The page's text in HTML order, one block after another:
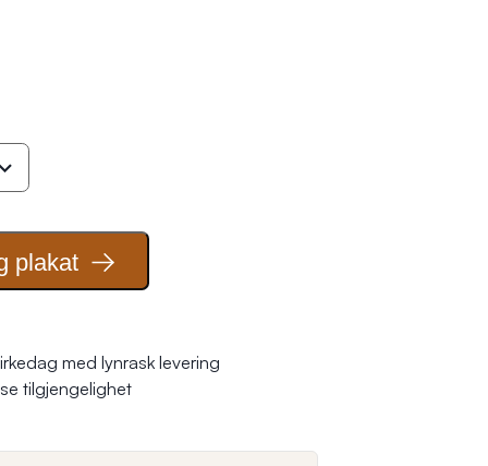
plakat
med lynrask levering
tilgjengelighet